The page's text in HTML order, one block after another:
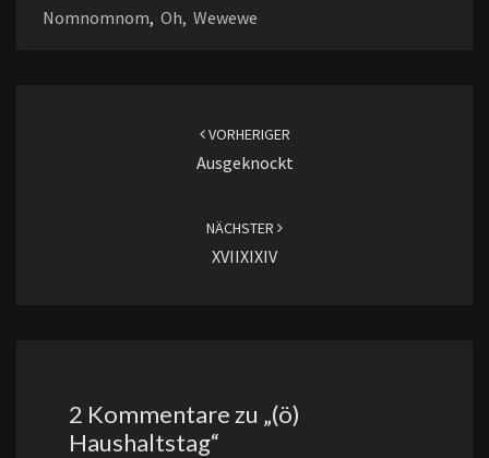
Nomnomnom, Oh, Wewewe
VORHERIGER
Ausgeknockt
NÄCHSTER
XVIIXIXIV
2 Kommentare zu „(ö)
Haushaltstag“